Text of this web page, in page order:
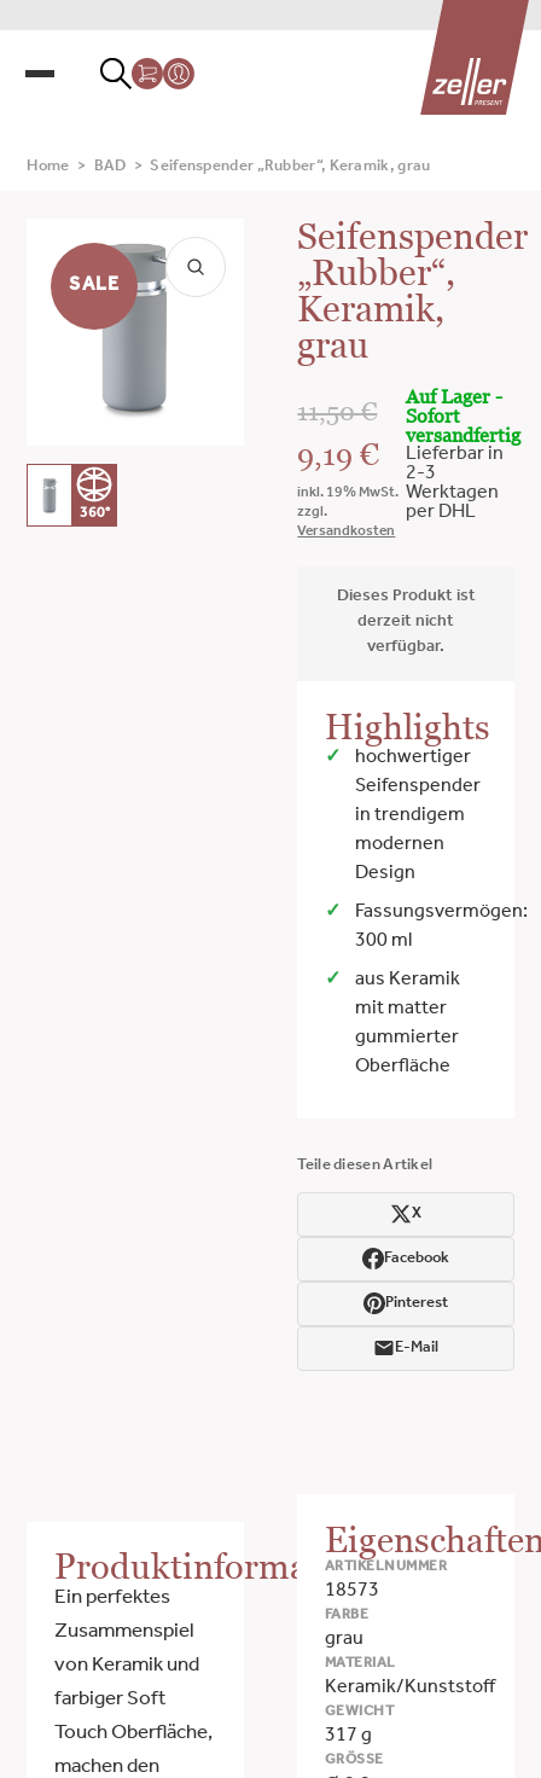
Home > BAD > Seifenspender „Rubber“, Keramik, grau
SALE
360°
Seifenspender
„Rubber“,
Keramik,
grau
11,50€
9,19€
inkl. 19% MwSt.
zzgl.
Versandkosten
Auf Lager -
Sofort
versandfertig
Lieferbar in
2-3
Werktagen
per DHL
Dieses Produkt ist
derzeit nicht
verfügbar.
Highlights
hochwertiger
Seifenspender
in trendigem
modernen
Design
Fassungsvermögen:
300 ml
aus Keramik
mit matter
gummierter
Oberfläche
Teile diesen Artikel
X
Facebook
Pinterest
E-Mail
Produktinformationen
Ein perfektes
Zusammenspiel
von Keramik und
farbiger Soft
Touch Oberfläche,
machen den
ARTIKELNUMMER
18573
FARBE
grau
MATERIAL
Keramik/Kunststoff
GEWICHT
317 g
GRÖSSE